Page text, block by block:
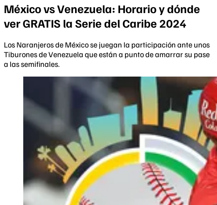
México vs Venezuela: Horario y dónde
ver GRATIS la Serie del Caribe 2024
Los Naranjeros de México se juegan la participación ante unos
Tiburones de Venezuela que están a punto de amarrar su pase
a las semifinales.